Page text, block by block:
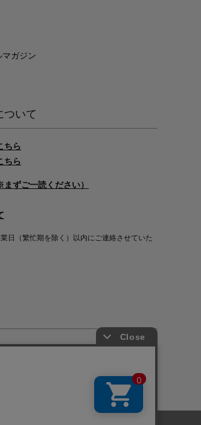
マガジン
ついて
ちら
ちら
ずご一読ください）
日（繁忙期を除く）以内にご連絡させていた